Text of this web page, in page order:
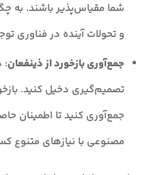
شما مقیاس‌پذیر باشند. به
و تحولات آینده در فناوری
جمع‌آوری بازخورد از ذینفعان:
تصمیم‌گیری دخیل کنید.
جمع‌آوری کنید تا اطمینان
مصنوعی با نیازها‌ی متنوع